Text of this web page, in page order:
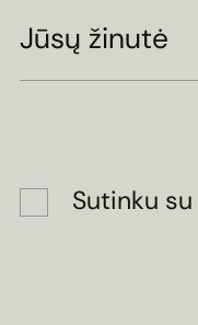
Jūsų žinutė
Sutinku su